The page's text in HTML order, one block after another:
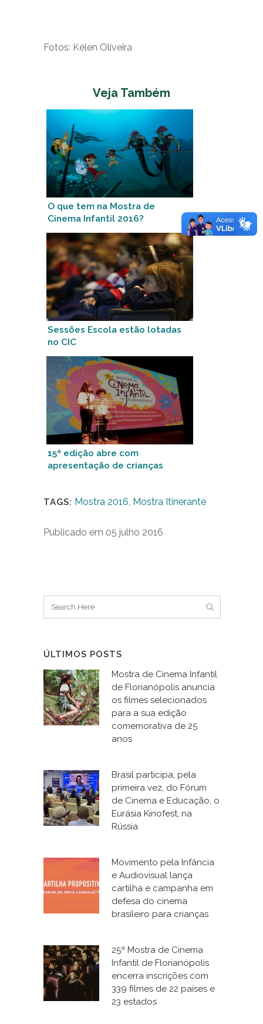
Fotos: Kélen Oliveira
Veja Também
O que tem na Mostra de
Cinema Infantil 2016?
Sessões Escola estão lotadas
no CIC
15ª edição abre com
apresentação de crianças
TAGS: Mostra 2016, Mostra Itinerante
Publicado em 05 julho 2016
ÚLTIMOS POSTS
Mostra de Cinema Infantil
de Florianópolis anuncia
os filmes selecionados
para a sua edição
comemorativa de 25
anos
Brasil participa, pela
primeira vez, do Fórum
de Cinema e Educação, o
Eurásia Kinofest, na
Rússia
Movimento pela Infância
e Audiovisual lança
cartilha e campanha em
defesa do cinema
brasileiro para crianças
25ª Mostra de Cinema
Infantil de Florianópolis
encerra inscrições com
339 filmes de 22 países e
23 estados